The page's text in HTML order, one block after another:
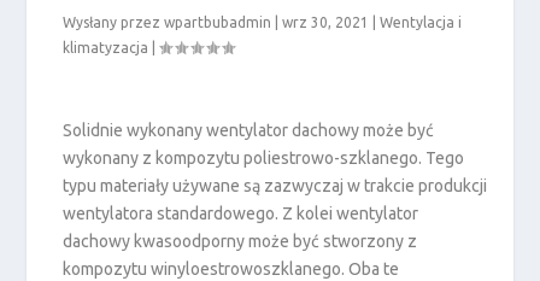
Wysłany przezwpartbubadmin |wrz 30, 2021 |Wentylacja i
klimatyzacja
|
Solidnie wykonany wentylator dachowy może być
wykonany z kompozytu poliestrowo-szklanego. Tego
typu materiały używane są zazwyczaj w trakcie produkcji
wentylatora standardowego. Z kolei wentylator
dachowy kwasoodporny może być stworzony z
kompozytu winyloestrowoszklanego. Oba te